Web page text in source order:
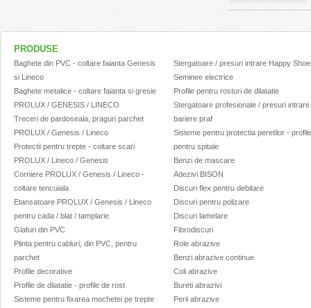
PRODUSE
Baghete din PVC - coltare faianta Genesis
si Lineco
Baghete metalice - coltare faianta si gresie
PROLUX / GENESIS / LINECO
Treceri de pardoseala, praguri parchet
PROLUX / Genesis / Lineco
Protectii pentru trepte - coltare scari
PROLUX / Lineco / Genesis
Corniere PROLUX / Genesis / Lineco -
coltare tencuiala
Etansatoare PROLUX / Genesis / Lineco
pentru cada / blat / tamplarie
Glafuri din PVC
Plinta pentru cabluri, din PVC, pentru
parchet
Profile decorative
Profile de dilatatie - profile de rost
Sisteme pentru fixarea mochetei pe trepte
Stergatoare / presuri intrare Happy
Seminee electrice
Profile pentru rosturi de dilatatie
Stergatoare profesionale / presuri intrare
bariere praf
Sisteme pentru protectia peretilor - profile
pentru spitale
Benzi de mascare
Adezivi BISON
Discuri flex pentru debitare
Discuri pentru polizare
Discuri lamelare
Fibrodiscuri
Role abrazive
Benzi abrazive continue
Coli abrazive
Bureti abrazivi
Perii abrazive